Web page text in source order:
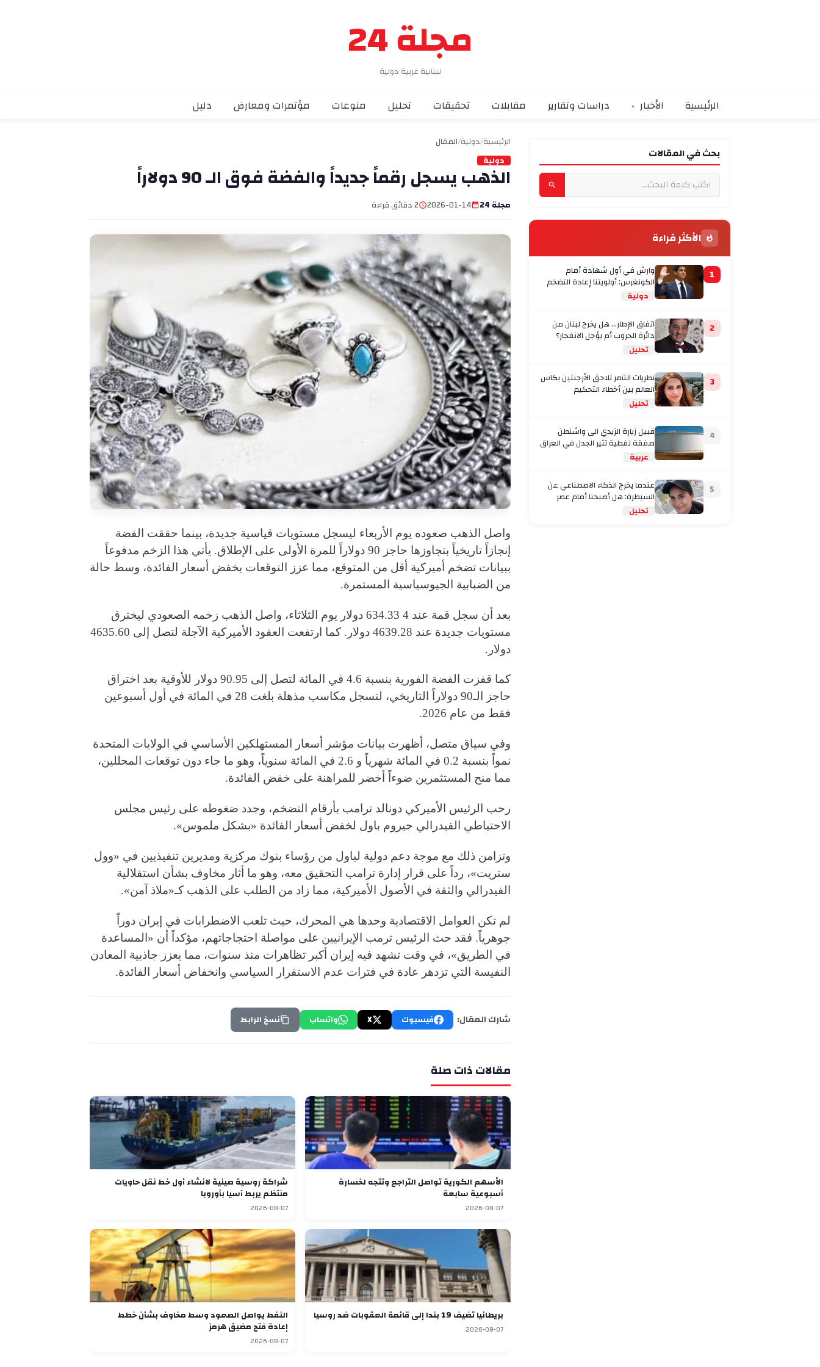
مجلة 24
لبنانية عربية دولية
الرئيسية الأخبار دراسات وتقارير مقابلات تحقيقات تحليل منوعات مؤتمرات ومعارض دليل
الرئيسية/دولية/المقال
دولية
الذهب يسجل رقماً جديداً والفضة فوق الـ 90 دولاراً
مجلة 24 2026-01-14 2 دقائق قراءة
واصل الذهب صعوده يوم الأربعاء ليسجل مستويات قياسية جديدة، بينما حققت الفضة
إنجازاً تاريخياً بتجاوزها حاجز 90 دولاراً للمرة الأولى على الإطلاق. يأتي هذا الزخم مدفوعاً
ببيانات تضخم أميركية أقل من المتوقع، مما عزز التوقعات بخفض أسعار الفائدة، وسط حالة
من الضبابية الجيوسياسية المستمرة.
بعد أن سجل قمة عند 4 634.33 دولار يوم الثلاثاء، واصل الذهب زخمه الصعودي ليخترق
مستويات جديدة عند 4639.28 دولار. كما ارتفعت العقود الأميركية الآجلة لتصل إلى 4635.60
دولار.
كما قفزت الفضة الفورية بنسبة 4.6 في المائة لتصل إلى 90.95 دولار للأوقية بعد اختراق
حاجز الـ90 دولاراً التاريخي، لتسجل مكاسب مذهلة بلغت 28 في المائة في أول أسبوعين
فقط من عام 2026.
وفي سياق متصل، أظهرت بيانات مؤشر أسعار المستهلكين الأساسي في الولايات المتحدة
نمواً بنسبة 0.2 في المائة شهرياً و 2.6 في المائة سنوياً، وهو ما جاء دون توقعات المحللين،
مما منح المستثمرين ضوءاً أخضر للمراهنة على خفض الفائدة.
رحب الرئيس الأميركي دونالد ترامب بأرقام التضخم، وجدد ضغوطه على رئيس مجلس
الاحتياطي الفيدرالي جيروم باول لخفض أسعار الفائدة «بشكل ملموس».
وتزامن ذلك مع موجة دعم دولية لباول من رؤساء بنوك مركزية ومديرين تنفيذيين في «وول
ستريت»، رداً على قرار إدارة ترامب التحقيق معه، وهو ما أثار مخاوف بشأن استقلالية
الفيدرالي والثقة في الأصول الأميركية، مما زاد من الطلب على الذهب كـ«ملاذ آمن».
لم تكن العوامل الاقتصادية وحدها هي المحرك، حيث تلعب الاضطرابات في إيران دوراً
جوهرياً. فقد حث الرئيس ترمب الإيرانيين على مواصلة احتجاجاتهم، مؤكداً أن «المساعدة
في الطريق»، في وقت تشهد فيه إيران أكبر تظاهرات منذ سنوات، مما يعزز جاذبية المعادن
النفيسة التي تزدهر عادة في فترات عدم الاستقرار السياسي وانخفاض أسعار الفائدة.
شارك المقال: فيسبوك X واتساب نسخ الرابط
مقالات ذات صلة
الأسهم الكورية تواصل التراجع وتتجه لخسارة
أسبوعية سابعة
2026-08-07
شراكة روسية صينية لانشاء أول خط نقل حاويات
منتظم يربط آسيا بأوروبا
2026-08-07
بريطانيا تضيف 19 بندا إلى قائمة العقوبات ضد روسيا
2026-08-07
النفط يواصل الصعود وسط مخاوف بشأن خطط
إعادة فتح مضيق هرمز
2026-08-07
بحث في المقالات
الأكثر قراءة
1 وارش في أول شهادة أمام
الكونغرس: أولويتنا إعادة التضخم
إلى المستهدف
دولية
2 اتفاق الإطار... هل يخرج لبنان من
دائرة الحروب أم يؤجل الانفجار؟
تحليل
3 نظريات التآمر تلاحق الأرجنتين بكاس
العالم بين أخطاء التحكيم
والاتهامات بتفصيل
تحليل
4 قبيل زيارة الزيدي الى واشنطن
صفقة نفطية تثير الجدل في العراق
عربية
5 عندما يخرج الذكاء الاصطناعي عن
السيطرة: هل أصبحنا أمام عصر
تحليل